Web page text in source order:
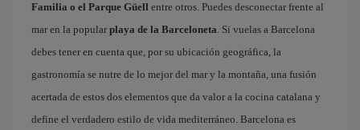
Familia o el Parque Güell entre otros. Puedes desconectar frente al
mar en la popular playa de la Barceloneta. Si vuelas a Barcelona
debes tener en cuenta que, por su ubicación geográfica, la
gastronomía se nutre de lo mejor del mar y la montaña, una fusión
acertada de estos dos elementos que da valor a la cocina catalana y
define el verdadero estilo de vida mediterráneo. Barcelona es